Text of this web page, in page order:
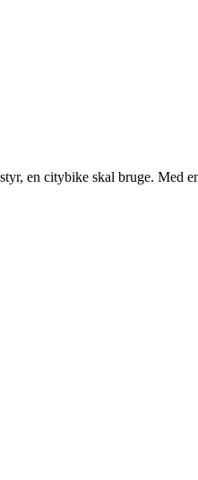
en citybike skal bruge. Med